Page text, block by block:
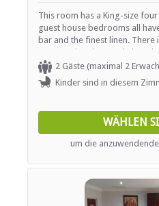
This room has a King-size
guest house bedrooms all
bar and the finest linen. There
room, swimming pool, three
bar and warm hospitality.
2 Gäste (maximal 2
Kinder sind in diesem
WÄHLEN
um die